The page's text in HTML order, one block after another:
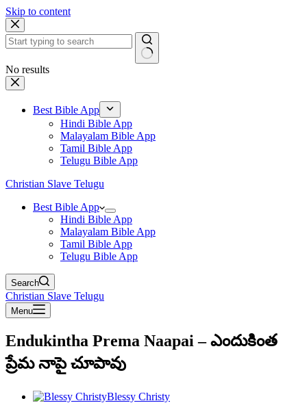
Skip to content
No results
Best Bible App
Hindi Bible App
Malayalam Bible App
Tamil Bible App
Telugu Bible App
Christian Slave Telugu
Best Bible App
Hindi Bible App
Malayalam Bible App
Tamil Bible App
Telugu Bible App
Search
Christian Slave Telugu
Menu
Endukintha Prema Naapai – ఎందుకింత
ప్రేమ నాపై చూపావు
Blessy Christy